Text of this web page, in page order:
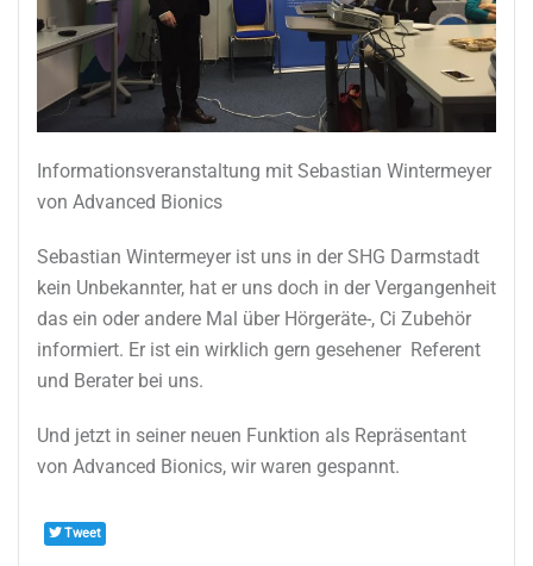
Informationsveranstaltung mit Sebastian Wintermeyer
von Advanced Bionics
Sebastian Wintermeyer ist uns in der SHG Darmstadt
kein Unbekannter, hat er uns doch in der Vergangenheit
das ein oder andere Mal über Hörgeräte-, Ci Zubehör
informiert. Er ist ein wirklich gern gesehener Referent
und Berater bei uns.
Und jetzt in seiner neuen Funktion als Repräsentant
von Advanced Bionics, wir waren gespannt.
Tweet